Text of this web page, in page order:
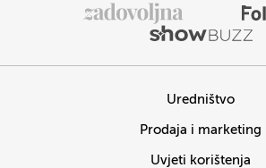
Uredništvo
Prodaja i marketing
Uvjeti korištenja